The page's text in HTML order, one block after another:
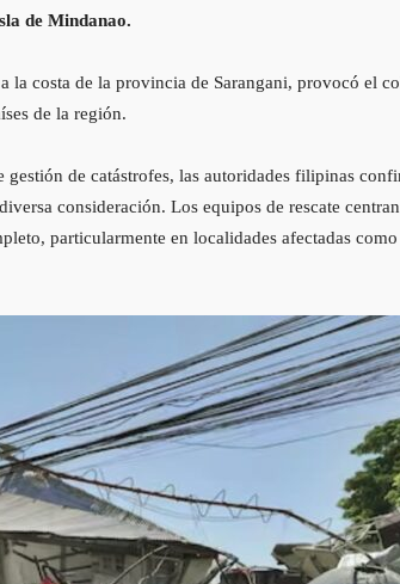
de Mindanao.
costa de la provincia de Sarangani, provocó el
de la región.
de catástrofes, las autoridades filipinas
consideración. Los equipos de rescate
particularmente en localidades afectadas